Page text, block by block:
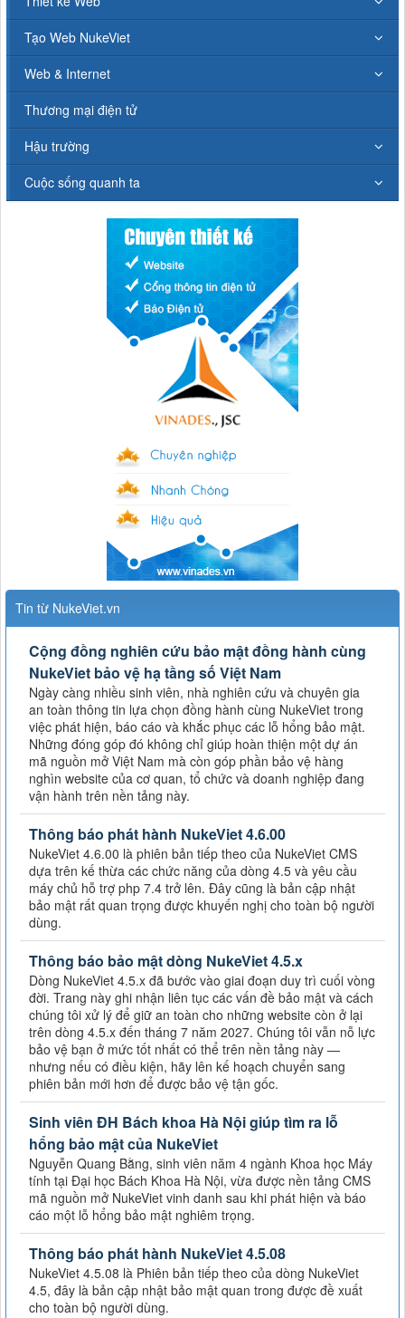
Tạo Web NukeViet
Web & Internet
Thương mại điện tử
Hậu trường
Cuộc sống quanh ta
Tin từ NukeViet.vn
Cộng đồng nghiên cứu bảo mật đồng hành cùng
NukeViet bảo vệ hạ tầng số Việt Nam
Ngày càng nhiều sinh viên, nhà nghiên cứu và chuyên gia
an toàn thông tin lựa chọn đồng hành cùng NukeViet trong
việc phát hiện, báo cáo và khắc phục các lỗ hổng bảo mật.
Những đóng góp đó không chỉ giúp hoàn thiện một dự án
mã nguồn mở Việt Nam mà còn góp phần bảo vệ hàng
nghìn website của cơ quan, tổ chức và doanh nghiệp đang
vận hành trên nền tảng này.
Thông báo phát hành NukeViet 4.6.00
NukeViet 4.6.00 là phiên bản tiếp theo của NukeViet CMS
dựa trên kế thừa các chức năng của dòng 4.5 và yêu cầu
máy chủ hỗ trợ php 7.4 trở lên. Đây cũng là bản cập nhật
bảo mật rất quan trọng được khuyến nghị cho toàn bộ người
dùng.
Thông báo bảo mật dòng NukeViet 4.5.x
Dòng NukeViet 4.5.x đã bước vào giai đoạn duy trì cuối vòng
đời. Trang này ghi nhận liên tục các vấn đề bảo mật và cách
chúng tôi xử lý để giữ an toàn cho những website còn ở lại
trên dòng 4.5.x đến tháng 7 năm 2027. Chúng tôi vẫn nỗ lực
bảo vệ bạn ở mức tốt nhất có thể trên nền tảng này —
nhưng nếu có điều kiện, hãy lên kế hoạch chuyển sang
phiên bản mới hơn để được bảo vệ tận gốc.
Sinh viên ĐH Bách khoa Hà Nội giúp tìm ra lỗ
hổng bảo mật của NukeViet
Nguyễn Quang Bằng, sinh viên năm 4 ngành Khoa học Máy
tính tại Đại học Bách Khoa Hà Nội, vừa được nền tảng CMS
mã nguồn mở NukeViet vinh danh sau khi phát hiện và báo
cáo một lỗ hổng bảo mật nghiêm trọng.
Thông báo phát hành NukeViet 4.5.08
NukeViet 4.5.08 là Phiên bản tiếp theo của dòng NukeViet
4.5, đây là bản cập nhật bảo mật quan trong được đề xuất
cho toàn bộ người dùng.